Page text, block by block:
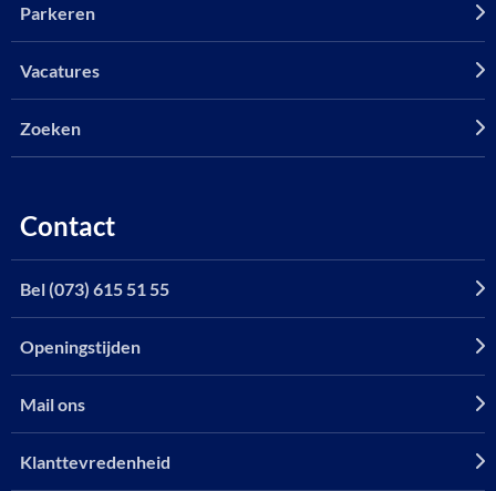
Parkeren
Vacatures
Zoeken
Contact
Bel (073) 615 51 55
Openingstijden
Mail ons
Klanttevredenheid